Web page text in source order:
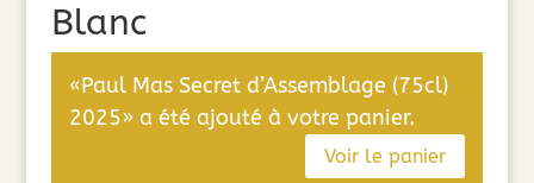
Blanc
«Paul Mas Secret d’Assemblage (75cl)
2025» a été ajouté à votre panier.
Voir le panier